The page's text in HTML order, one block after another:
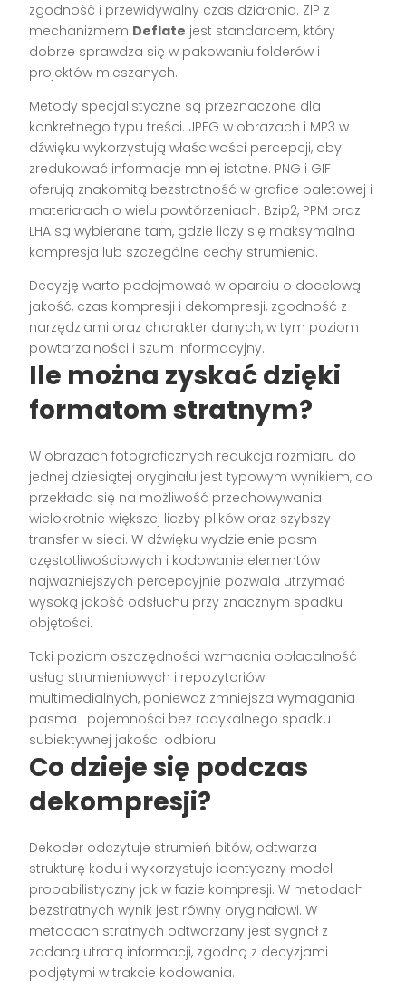
zgodność i przewidywalny czas działania. ZIP z
mechanizmem Deflate jest standardem, który
dobrze sprawdza się w pakowaniu folderów i
projektów mieszanych.
Metody specjalistyczne są przeznaczone dla
konkretnego typu treści. JPEG w obrazach i MP3 w
dźwięku wykorzystują właściwości percepcji, aby
zredukować informacje mniej istotne. PNG i GIF
oferują znakomitą bezstratność w grafice paletowej i
materiałach o wielu powtórzeniach. Bzip2, PPM oraz
LHA są wybierane tam, gdzie liczy się maksymalna
kompresja lub szczególne cechy strumienia.
Decyzję warto podejmować w oparciu o docelową
jakość, czas kompresji i dekompresji, zgodność z
narzędziami oraz charakter danych, w tym poziom
powtarzalności i szum informacyjny.
Ile można zyskać dzięki
formatom stratnym?
W obrazach fotograficznych redukcja rozmiaru do
jednej dziesiątej oryginału jest typowym wynikiem, co
przekłada się na możliwość przechowywania
wielokrotnie większej liczby plików oraz szybszy
transfer w sieci. W dźwięku wydzielenie pasm
częstotliwościowych i kodowanie elementów
najważniejszych percepcyjnie pozwala utrzymać
wysoką jakość odsłuchu przy znacznym spadku
objętości.
Taki poziom oszczędności wzmacnia opłacalność
usług strumieniowych i repozytoriów
multimedialnych, ponieważ zmniejsza wymagania
pasma i pojemności bez radykalnego spadku
subiektywnej jakości odbioru.
Co dzieje się podczas
dekompresji?
Dekoder odczytuje strumień bitów, odtwarza
strukturę kodu i wykorzystuje identyczny model
probabilistyczny jak w fazie kompresji. W metodach
bezstratnych wynik jest równy oryginałowi. W
metodach stratnych odtwarzany jest sygnał z
zadaną utratą informacji, zgodną z decyzjami
podjętymi w trakcie kodowania.